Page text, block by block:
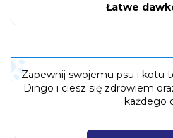
Łatwe
Zapewnij swojemu psu i kotu
Dingo i ciesz się zdrowiem
każdego